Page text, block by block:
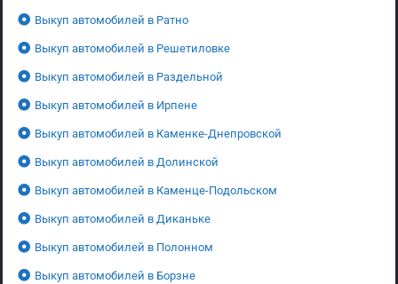
Выкуп автомобилей в Ратно
Выкуп автомобилей в Решетиловке
Выкуп автомобилей в Раздельной
Выкуп автомобилей в Ирпене
Выкуп автомобилей в Каменке-Днепровской
Выкуп автомобилей в Долинской
Выкуп автомобилей в Каменце-Подольском
Выкуп автомобилей в Диканьке
Выкуп автомобилей в Полонном
Выкуп автомобилей в Борзне